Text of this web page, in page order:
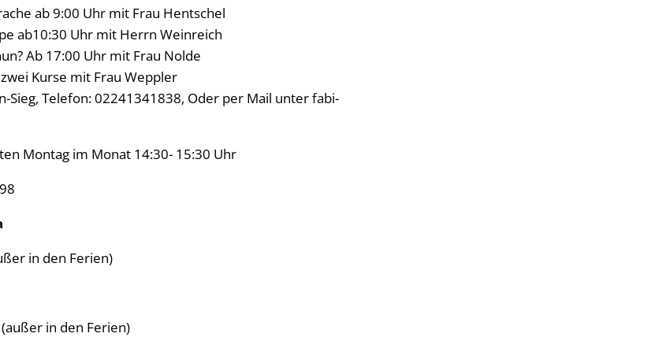
ab 9:00 Uhr mit Frau Hentschel
ab10:30 Uhr mit Herrn Weinreich
Ab 17:00 Uhr mit Frau Nolde
Kurse mit Frau Weppler
Sieg, Telefon: 02241341838, Oder per Mail unter fabi-
Montag im Monat 14:30- 15:30 Uhr
in den Ferien)
in den Ferien)